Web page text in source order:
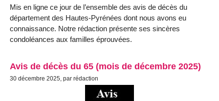
Mis en ligne ce jour de l’ensemble des avis de décès du
département des Hautes-Pyrénées dont nous avons eu
connaissance. Notre rédaction présente ses sincères
condoléances aux familles éprouvées.
Avis de décès du 65 (mois de décembre 2025)
30 décembre 2025, par rédaction